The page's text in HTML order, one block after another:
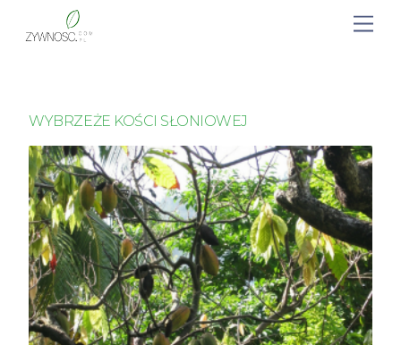
WYBRZEŻE KOŚCI SŁONIOWEJ